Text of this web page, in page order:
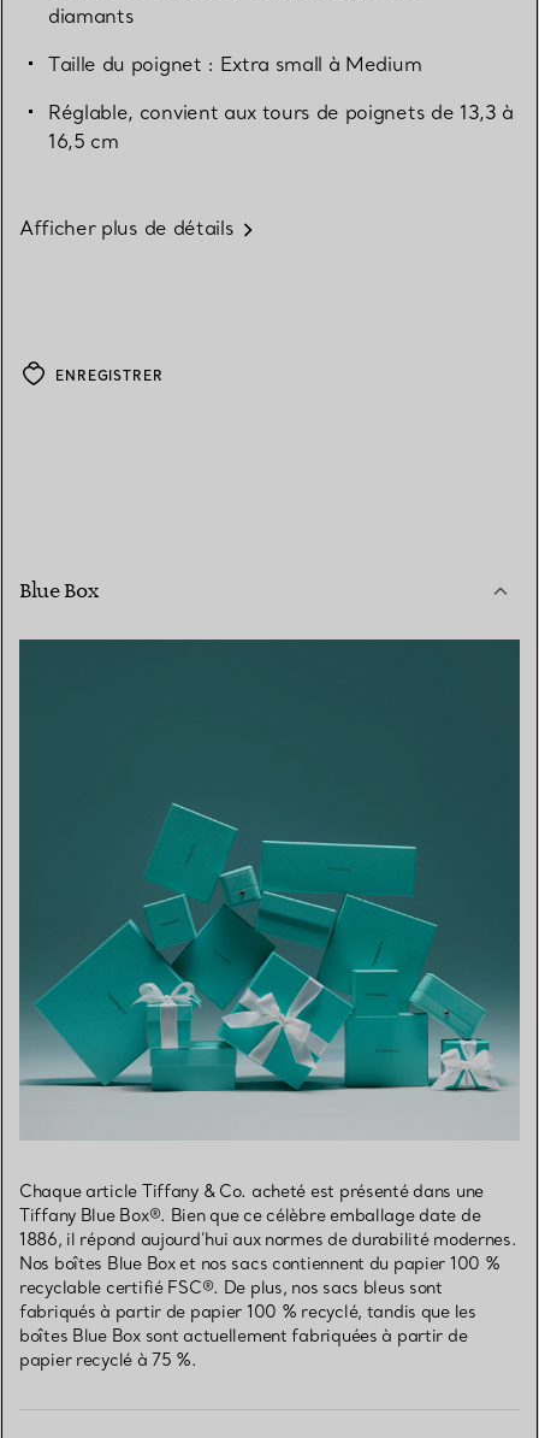
diamants
Taille du poignet : Extra small à Medium
Réglable, convient aux tours de poignets de 13,3 à
16,5 cm
Afficher plus de détails
ENREGISTRER
Blue Box
Chaque article Tiffany & Co. acheté est présenté dans une
Tiffany Blue Box®. Bien que ce célèbre emballage date de
1886, il répond aujourd’hui aux normes de durabilité modernes.
Nos boîtes Blue Box et nos sacs contiennent du papier 100 %
recyclable certifié FSC®. De plus, nos sacs bleus sont
fabriqués à partir de papier 100 % recyclé, tandis que les
boîtes Blue Box sont actuellement fabriquées à partir de
papier recyclé à 75 %.